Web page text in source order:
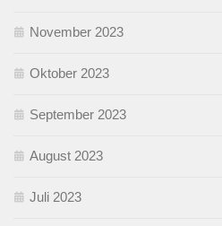
November 2023
Oktober 2023
September 2023
August 2023
Juli 2023